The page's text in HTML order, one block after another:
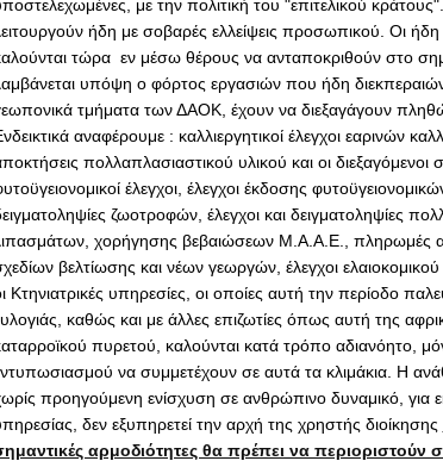
με την πολιτική του "επιτελικού
ήδη με σοβαρές ελλείψεις προσωπικού. Οι
τώρα εν μέσω θέρους να ανταποκριθούν στο
υπόψη ο φόρτος εργασιών που ήδη
τμήματα των ΔΑΟΚ, έχουν να διεξαγάγουν
αναφέρουμε : καλλιεργητικοί έλεγχοι εαρινών
πολλαπλασιαστικού υλικού και οι διεξαγόμενοι
έλεγχοι, έλεγχοι έκδοσης
ζωοτροφών, έλεγχοι και δειγματοληψίες
χορήγησης βεβαιώσεων Μ.Α.Α.Ε., πληρωμές
βελτίωσης και νέων γεωργών, έλεγχοι
Κτηνιατρικές υπηρεσίες, οι οποίες αυτή την περίοδο
καθώς και με άλλες επιζωτίες όπως αυτή της
πυρετού, καλούνται κατά τρόπο αδιανόητο,
να συμμετέχουν σε αυτά τα κλιμάκια. Η
προηγούμενη ενίσχυση σε ανθρώπινο δυναμικό, για
δεν εξυπηρετεί την αρχή της χρηστής διοίκησης
αρμοδιότητες θα πρέπει να περιοριστούν